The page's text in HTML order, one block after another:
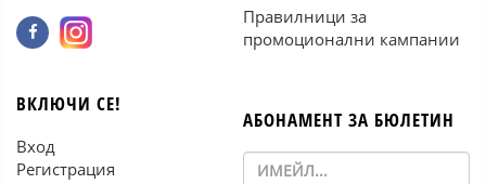
Правилници за
промоционални кампании
ВКЛЮЧИ СЕ!
Вход
Регистрация
АБОНАМЕНТ ЗА БЮЛЕТИН